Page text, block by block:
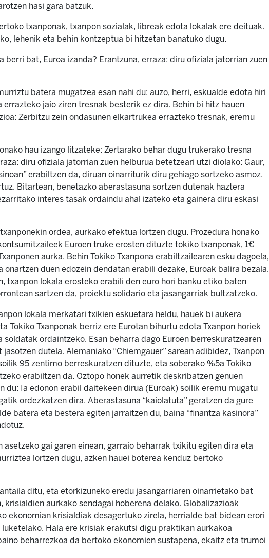
hasi gara batzuk.
txanponak, txanpon sozialak, libreak edota lokalak ere deituak.
lehenik eta behin kontzeptua bi hitzetan banatuko dugu.
bat, Euroa izanda? Erantzuna, erraza: diru ofiziala jatorrian zuen
batera mugatzea esan nahi du: auzo, herri, eskualde edota hiri
errazteko jaio ziren tresnak besterik ez dira. Behin bi hitz hauen
Zerbitzu zein ondasunen elkartrukea errazteko tresnak, eremu
hau izango litzateke: Zertarako behar dugu trukerako tresna
diru ofiziala jatorrian zuen helburua betetzeari utzi diolako: Gaur,
erabiltzen da, diruan oinarriturik diru gehiago sortzeko asmoz.
Bitartean, benetazko aberastasuna sortzen dutenak haztera
interes tasak ordaindu ahal izateko eta gainera diru eskasi
ordea, aurkako efektua lortzen dugu. Prozedura honako
Euroen truke erosten dituzte tokiko txanponak, 1€
aurka. Behin Tokiko Txanpona erabiltzailearen esku dagoela,
onartzen duen edozein dendatan erabili dezake, Euroak balira bezala.
txanpon lokala erosteko erabili den euro hori banku etiko baten
sartzen da, proiektu solidario eta jasangarriak bultzatzeko.
lokala merkatari txikien eskuetara heldu, hauek bi aukera
Tokiko Txanponak berriz ere Eurotan bihurtu edota Txanpon horiek
ordaintzeko. Esan beharra dago Euroen berreskuratzearen
dutela. Alemaniako “Chiemgauer” sarean adibidez, Txanpon
95 zentimo berreskuratzen dituzte, eta soberako %5a Tokiko
erabiltzen da. Oztopo honek aurretik deskribatzen genuen
du: Ia edonon erabil daitekeen dirua (Euroak) soilik eremu mugatu
ordezkatzen dira. Aberastasuna “kaiolatuta” geratzen da gure
batera eta bestera egiten jarraitzen du, baina “finantza kasinora”
asetzeko gai garen einean, garraio beharrak txikitu egiten dira eta
lortzen dugu, azken hauei boterea kenduz bertoko
ditu, eta etorkizuneko eredu jasangarriaren oinarrietako bat
krisialdien aurkako sendagai hoberena delako. Globalizazioak
ekonomian krisialdiak desagertuko zirela, herrialde bat bidean erori
Hala ere krisiak erakutsi digu praktikan aurkakoa
beharrezkoa da bertoko ekonomien sustapena, ekaitz eta trumoi